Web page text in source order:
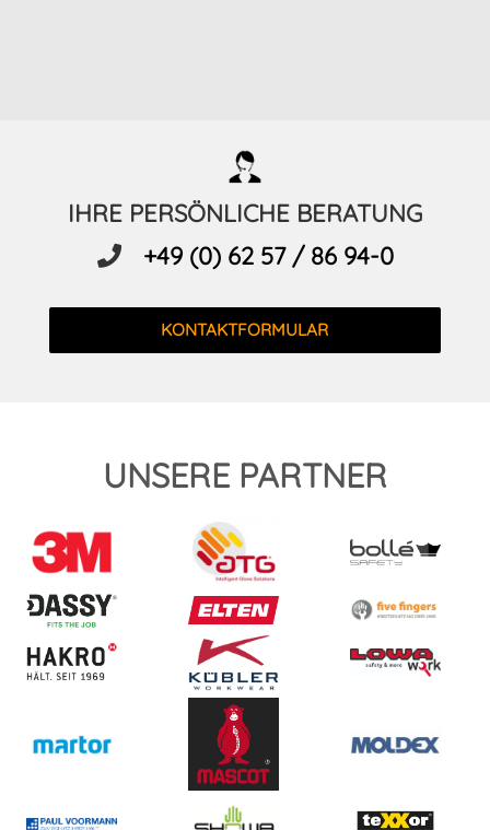
IHRE PERSÖNLICHE BERATUNG
+49 (0) 62 57 / 86 94-0
KONTAKTFORMULAR
UNSERE PARTNER